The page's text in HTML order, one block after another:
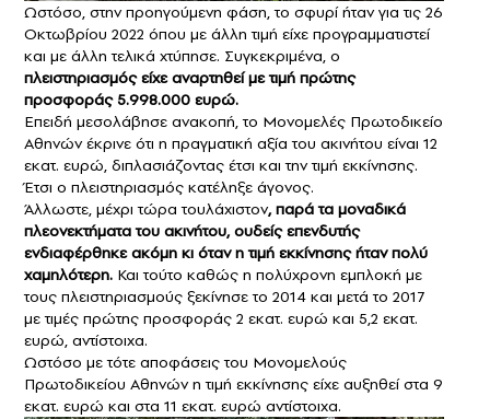
Ωστόσο, στην προηγούμενη φάση, το σφυρί ήταν για τις 26
Οκτωβρίου 2022 όπου με άλλη τιμή είχε προγραμματιστεί
και με άλλη τελικά χτύπησε. Συγκεκριμένα, ο
πλειστηριασμός είχε αναρτηθεί με τιμή πρώτης
προσφοράς 5.998.000 ευρώ.
Επειδή μεσολάβησε ανακοπή, το Μονομελές Πρωτοδικείο
Αθηνών έκρινε ότι η πραγματική αξία του ακινήτου είναι 12
εκατ. ευρώ, διπλασιάζοντας έτσι και την τιμή εκκίνησης.
Έτσι ο πλειστηριασμός κατέληξε άγονος.
Άλλωστε, μέχρι τώρα τουλάχιστον, παρά τα μοναδικά
πλεονεκτήματα του ακινήτου, ουδείς επενδυτής
ενδιαφέρθηκε ακόμη κι όταν η τιμή εκκίνησης ήταν πολύ
χαμηλότερη. Και τούτο καθώς η πολύχρονη εμπλοκή με
τους πλειστηριασμούς ξεκίνησε το 2014 και μετά το 2017
με τιμές πρώτης προσφοράς 2 εκατ. ευρώ και 5,2 εκατ.
ευρώ, αντίστοιχα.
Ωστόσο με τότε αποφάσεις του Μονομελούς
Πρωτοδικείου Αθηνών η τιμή εκκίνησης είχε αυξηθεί στα 9
εκατ. ευρώ και στα 11 εκατ. ευρώ αντίστοιχα.